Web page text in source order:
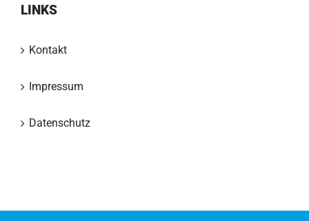
LINKS
Kontakt
Impressum
Datenschutz